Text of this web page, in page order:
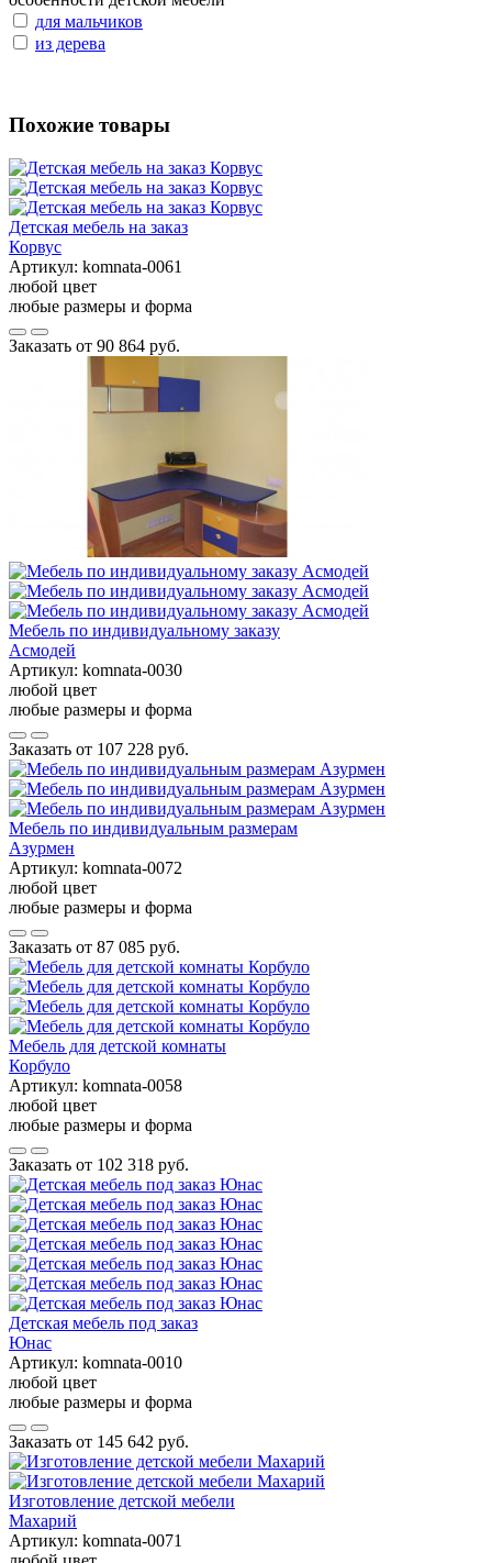
для мальчиков
из дерева
Похожие товары
Детская мебель на заказ
Корвус
Артикул: komnata-0061
любой цвет
любые размеры и форма
Заказать от 90 864 руб.
Мебель по индивидуальному заказу
Асмодей
Артикул: komnata-0030
любой цвет
любые размеры и форма
Заказать от 107 228 руб.
Мебель по индивидуальным размерам
Азурмен
Артикул: komnata-0072
любой цвет
любые размеры и форма
Заказать от 87 085 руб.
Мебель для детской комнаты
Корбуло
Артикул: komnata-0058
любой цвет
любые размеры и форма
Заказать от 102 318 руб.
Детская мебель под заказ
Юнас
Артикул: komnata-0010
любой цвет
любые размеры и форма
Заказать от 145 642 руб.
Изготовление детской мебели
Махарий
Артикул: komnata-0071